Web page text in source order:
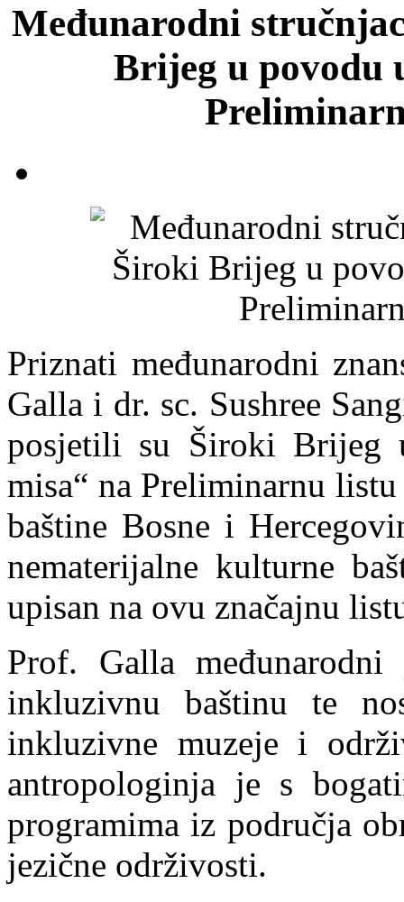
Međunarodni
Brijeg u povodu
Priznati međunarodni
Galla i dr. sc. Sushree
posjetili su Široki Brijeg
misa“ na Preliminarnu
baštine Bosne i
nematerijalne kulturne
upisan na ovu značajnu
Prof. Galla
inkluzivnu baštinu te
inkluzivne muzeje i
antropologinja je s
programima iz područja
jezične održivosti.